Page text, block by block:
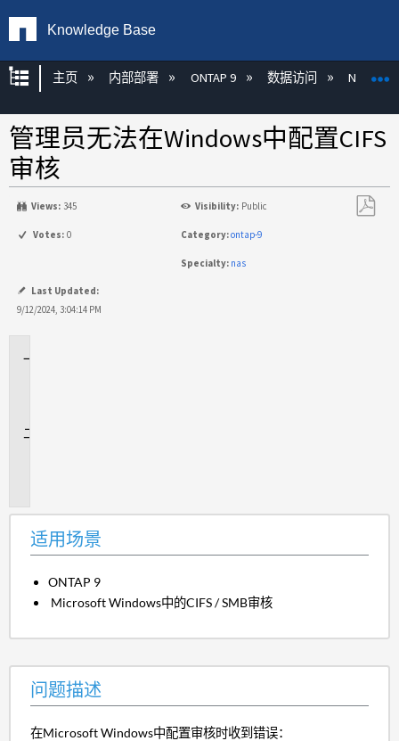
Knowledge Base
扩展/隐缩全局层次
主页 内部部署 ONTAP 9 数据访问 NAS
管理员无法在Windows中配置CIFS
审核
Views: 345 Visibility: Public
Votes: 0 Category:ontap-9
Specialty: nas
Last Updated:
9/12/2024, 3:04:14 PM
适用场景
ONTAP 9
Microsoft Windows中的CIFS / SMB审核
问题描述
在Microsoft Windows中配置审核时收到错误：